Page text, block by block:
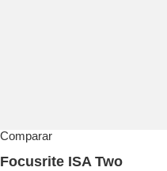
Comparar
Focusrite ISA Two